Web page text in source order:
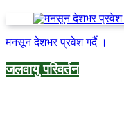
मनसून देशभर प्रवेश गर्दै ।
जलवायु परिवर्तन